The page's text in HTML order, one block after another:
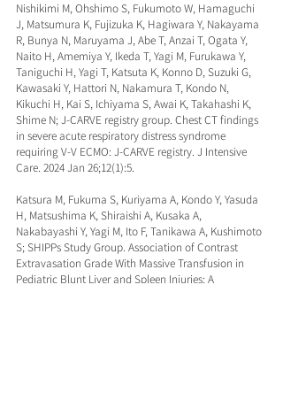
Nishikimi M, Ohshimo S, Fukumoto W, Hamaguchi
J, Matsumura K, Fujizuka K, Hagiwara Y, Nakayama
R, Bunya N, Maruyama J, Abe T, Anzai T, Ogata Y,
Naito H, Amemiya Y, Ikeda T, Yagi M, Furukawa Y,
Taniguchi H, Yagi T, Katsuta K, Konno D, Suzuki G,
Kawasaki Y, Hattori N, Nakamura T, Kondo N,
Kikuchi H, Kai S, Ichiyama S, Awai K, Takahashi K,
Shime N; J-CARVE registry group. Chest CT findings
in severe acute respiratory distress syndrome
requiring V-V ECMO: J-CARVE registry. J Intensive
Care. 2024 Jan 26;12(1):5.
Katsura M, Fukuma S, Kuriyama A, Kondo Y, Yasuda
H, Matsushima K, Shiraishi A, Kusaka A,
Nakabayashi Y, Yagi M, Ito F, Tanikawa A, Kushimoto
S; SHIPPs Study Group. Association of Contrast
Extravasation Grade With Massive Transfusion in
Pediatric Blunt Liver and Spleen Injuries: A